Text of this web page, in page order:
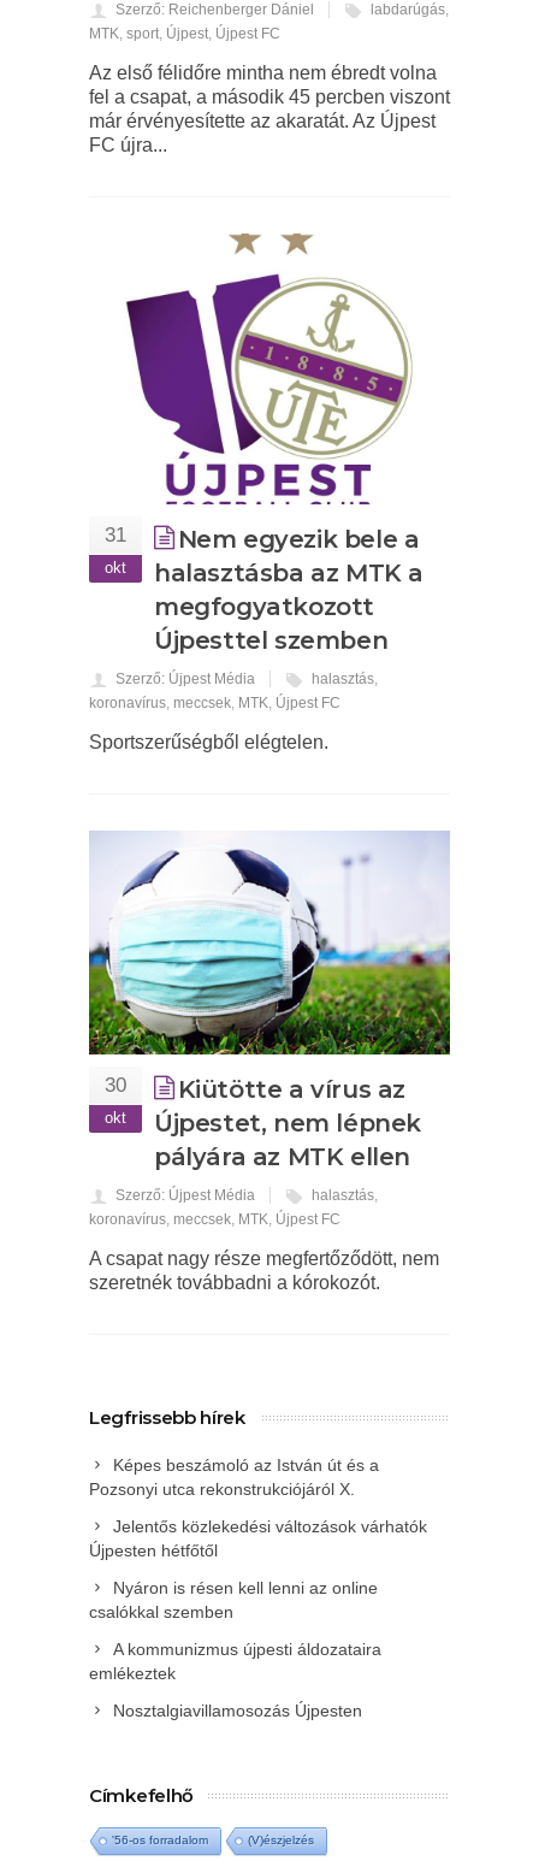
Szerző: Reichenberger Dániel labdarúgás,
MTK, sport, Újpest, Újpest FC
Az első félidőre mintha nem ébredt volna
fel a csapat, a második 45 percben viszont
már érvényesítette az akaratát. Az Újpest
FC újra...
31
okt
Nem egyezik bele a
halasztásba az MTK a
megfogyatkozott
Újpesttel szemben
Szerző: Újpest Média halasztás,
koronavírus, meccsek, MTK, Újpest FC
Sportszerűségből elégtelen.
30
okt
Kiütötte a vírus az
Újpestet, nem lépnek
pályára az MTK ellen
Szerző: Újpest Média halasztás,
koronavírus, meccsek, MTK, Újpest FC
A csapat nagy része megfertőződött, nem
szeretnék továbbadni a kórokozót.
Legfrissebb hírek
Képes beszámoló az István út és a
Pozsonyi utca rekonstrukciójáról X.
Jelentős közlekedési változások várhatók
Újpesten hétfőtől
Nyáron is résen kell lenni az online
csalókkal szemben
A kommunizmus újpesti áldozataira
emlékeztek
Nosztalgiavillamosozás Újpesten
Címkefelhő
'56-os forradalom (V)észjelzés